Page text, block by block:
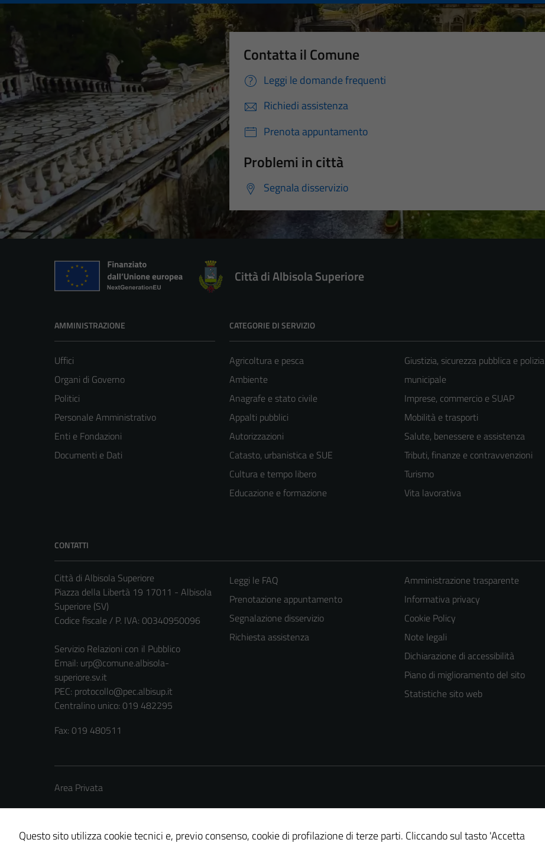
Contatta il Comune
Leggi le domande frequenti
Richiedi assistenza
Prenota appuntamento
Problemi in città
Segnala disservizio
Città di Albisola Superiore
AMMINISTRAZIONE
Uffici
Organi di Governo
Politici
Personale Amministrativo
Enti e Fondazioni
Documenti e Dati
CATEGORIE DI SERVIZIO
Agricoltura e pesca
Ambiente
Anagrafe e stato civile
Appalti pubblici
Autorizzazioni
Catasto, urbanistica e SUE
Cultura e tempo libero
Educazione e formazione
Giustizia, sicurezza pubblica e polizia
municipale
Imprese, commercio e SUAP
Mobilità e trasporti
Salute, benessere e assistenza
Tributi, finanze e contravvenzioni
Turismo
Vita lavorativa
CONTATTI
Città di Albisola Superiore
Piazza della Libertà 19 17011 - Albisola
Superiore (SV)
Codice fiscale / P. IVA: 00340950096
Servizio Relazioni con il Pubblico
Email: urp@comune.albisola-
superiore.sv.it
PEC: protocollo@pec.albisup.it
Centralino unico: 019 482295
Fax: 019 480511
Leggi le FAQ
Prenotazione appuntamento
Segnalazione disservizio
Richiesta assistenza
Amministrazione trasparente
Informativa privacy
Cookie Policy
Note legali
Dichiarazione di accessibilità
Piano di miglioramento del sito
Statistiche sito web
Area Privata
Questo sito utilizza cookie tecnici e, previo consenso, cookie di profilazione di terze parti. Cliccando sul tasto 'Accetta
funzionamento
disabilitati.